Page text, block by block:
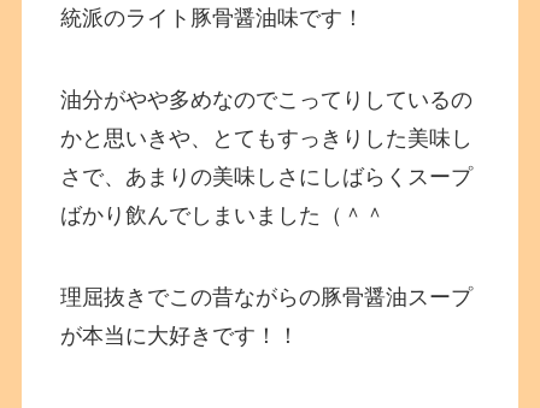
統派のライト豚骨醤油味です！
油分がやや多めなのでこってりしているの
かと思いきや、とてもすっきりした美味し
さで、あまりの美味しさにしばらくスープ
ばかり飲んでしまいました（＾＾
理屈抜きでこの昔ながらの豚骨醤油スープ
が本当に大好きです！！